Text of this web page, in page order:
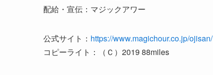
配給・宣伝：マジックアワー
公式サイト： https://www.magichour.co.jp/ojisan/
コピーライト：（Ｃ）2019 88miles